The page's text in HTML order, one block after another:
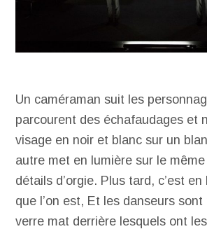
Un caméraman suit les
parcourent des échafaudages et
visage en noir et blanc sur un
autre met en lumière sur le
détails d’orgie. Plus tard, c’est
que l’on est, Et les danseurs
verre mat derrière lesquels ont